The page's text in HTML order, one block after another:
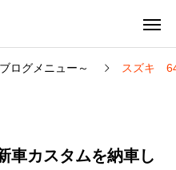
ログメニュー～ スズキ
カスタムを納車し